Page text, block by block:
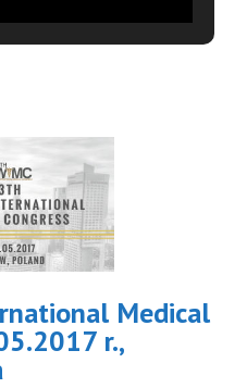
Medical
r.,